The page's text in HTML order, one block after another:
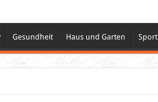
Gesundheit Haus und Garten Sport